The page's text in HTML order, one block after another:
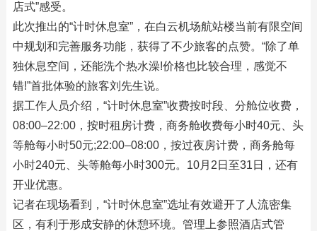
店式”感受。
此次推出的“计时休息室”，在白云机场航站楼当前有限空间
中规划和完善服务功能，获得了不少旅客的点赞。“除了单
独休息空间，还能洗个热水澡!价格也比较合理，感觉不
错!”首批体验的旅客刘先生说。
据工作人员介绍，“计时休息室”收费按时段、分舱位收费，
08:00–22:00，按时租房计费，商务舱收费每小时40元、头
等舱每小时50元;22:00–08:00，按过夜房计费，商务舱每
小时240元、头等舱每小时300元。10月2日至31日，还有
开业优惠。
记者在现场看到，“计时休息室”选址有效避开了人流密集
区，有利于形成安静的休憩环境。管理上参照酒店式管